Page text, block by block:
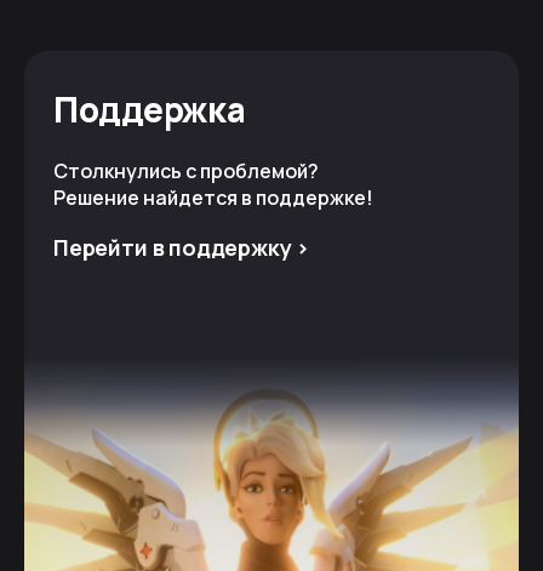
Поддержка
Столкнулись с проблемой?
Решение найдется в поддержке!
Перейти в поддержку >